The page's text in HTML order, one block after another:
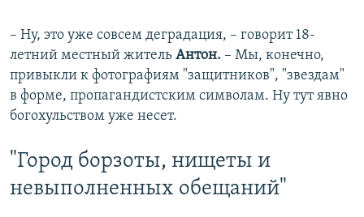
– Ну, это уже совсем деградация, – говорит 18-
летний местный житель Антон. – Мы, конечно,
привыкли к фотографиям "защитников", "звездам"
в форме, пропагандистским символам. Ну тут явно
богохульством уже несет.
"Город борзоты, нищеты и
невыполненных обещаний"